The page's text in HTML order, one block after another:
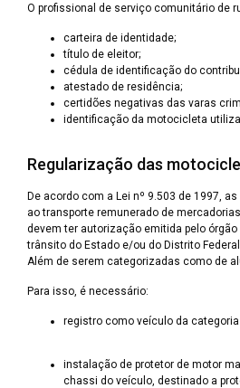
O profissional de serviço comunitário de
carteira de identidade;
título de eleitor;
cédula de identificação do
atestado de residência;
certidões negativas das varas
identificação da motocicleta
Regularização das
De acordo com a Lei nº 9.503 de 1997,
ao transporte remunerado de
devem ter autorização emitida pelo
trânsito do Estado e/ou do Distrito
Além de serem categorizadas como de
Para isso, é necessário:
registro como veículo da
instalação de protetor de motor
chassi do veículo, destinado a